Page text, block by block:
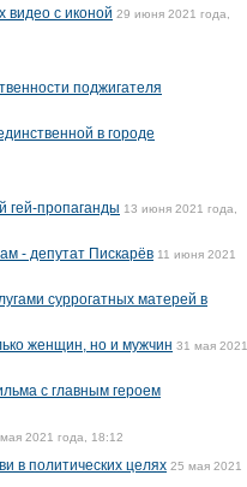
видео с иконой 29 июня 2021 года,
поджигателя
в городе
гей-пропаганды 13 июня 2021 года,
- депутат Пискарёв 11 июня 2021
суррогатных матерей в
женщин, но и мужчин 31 мая 2021
с главным героем
2021 года, 18:12
в политических целях 25 мая 2021